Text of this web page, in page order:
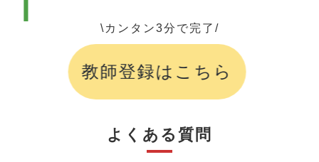
\カンタン3分で完了/
教師登録はこちら
よくある質問